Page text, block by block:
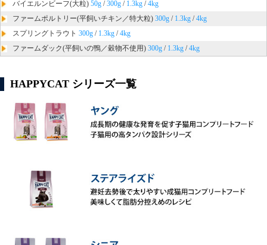
バイエルンビーフ(大粒) 50g /300g / 1.3kg /4kg
ファームポルトリー(平飼いチキン／特大粒) 300g / 1.3kg /4kg
スプリングトラウト 300g / 1.3kg /4kg
ファームダック(平飼いの鴨／穀物不使用) 300g / 1.3kg /4kg
HAPPYCAT シリーズ一覧